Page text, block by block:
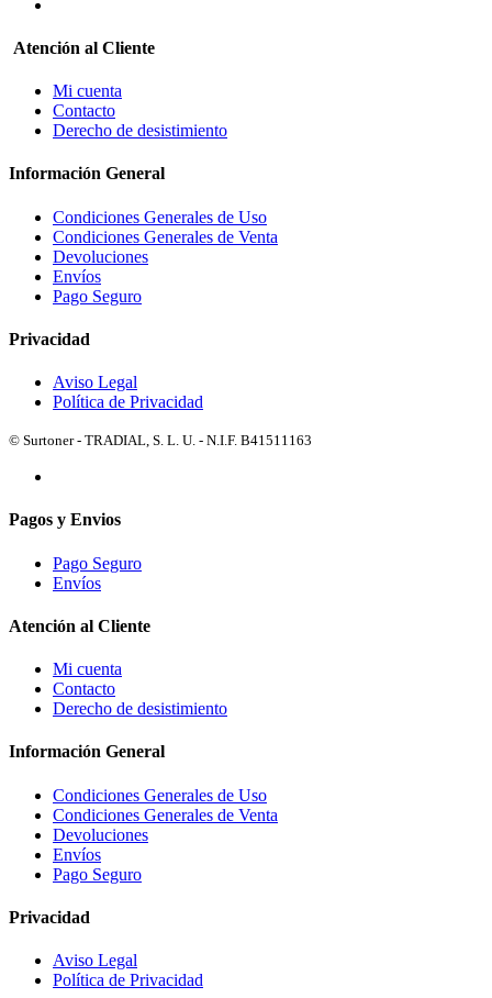
Atención al Cliente
Mi cuenta
Contacto
Derecho de desistimiento
Información General
Condiciones Generales de Uso
Condiciones Generales de Venta
Devoluciones
Envíos
Pago Seguro
Privacidad
Aviso Legal
Política de Privacidad
© Surtoner - TRADIAL, S. L. U. - N.I.F. B41511163
Pagos y Envios
Pago Seguro
Envíos
Atención al Cliente
Mi cuenta
Contacto
Derecho de desistimiento
Información General
Condiciones Generales de Uso
Condiciones Generales de Venta
Devoluciones
Envíos
Pago Seguro
Privacidad
Aviso Legal
Política de Privacidad